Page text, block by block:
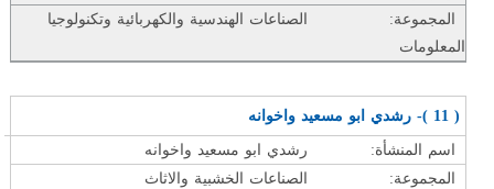
المجموعة:
الصناعات الهندسية والكهربائية وتكنولوجيا
المعلومات
( 11 )- رشدي ابو مسعيد واخوانه
اسم المنشأة:
رشدي ابو مسعيد واخوانه
المجموعة:
الصناعات الخشبية والاثاث